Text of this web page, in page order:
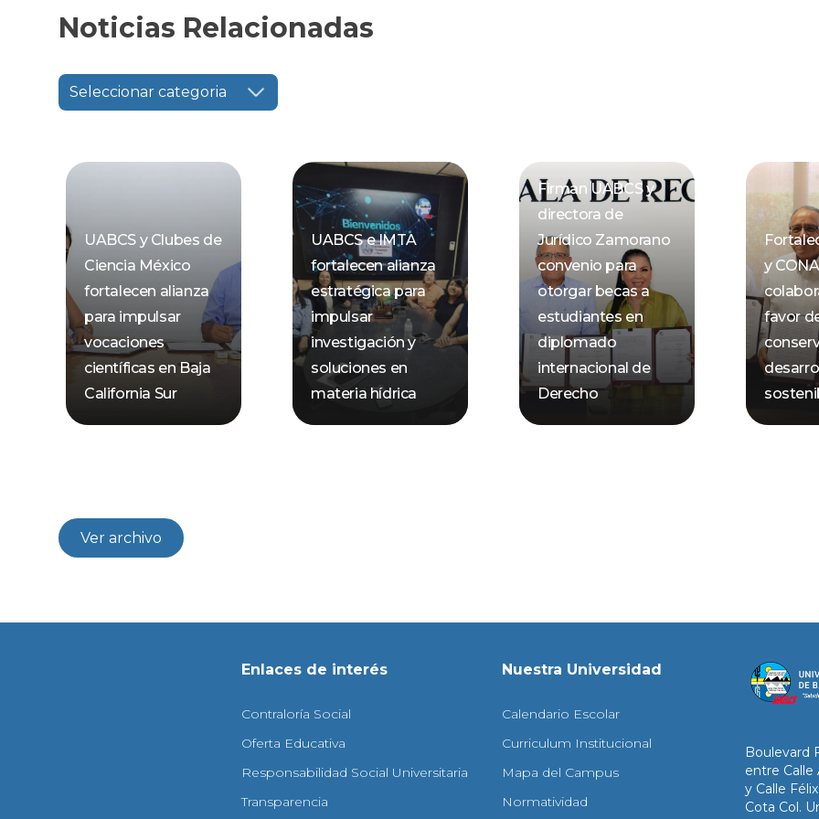
Noticias Relacionadas
Seleccionar categoria
UABCS y Clubes de
Ciencia México
fortalecen alianza
para impulsar
vocaciones
científicas en Baja
California Sur
UABCS e IMTA
fortalecen alianza
estratégica para
impulsar
investigación y
soluciones en
materia hídrica
Firman UABCS y
directora de
Jurídico Zamorano
convenio para
otorgar becas a
estudiantes en
diplomado
internacional de
Derecho
y
favor
Ver archivo
Enlaces de interés
Contraloría Social
Oferta Educativa
Responsabilidad Social Universitaria
Transparencia
Nuestra Universidad
Calendario Escolar
Curriculum Institucional
Mapa del Campus
Normatividad
Boulevard
entre Calle
y Calle
Cota Col.